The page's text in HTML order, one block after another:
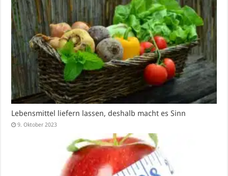
Lebensmittel liefern lassen, deshalb macht es Sinn
9. Oktober 2023